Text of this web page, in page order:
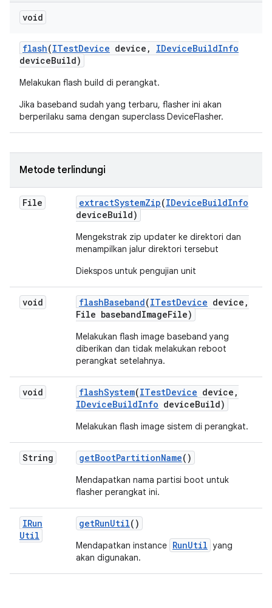
void
flash(ITestDevice device , IDeviceBuildInfo
deviceBuild)
Melakukan flash build di perangkat.
Jika baseband sudah yang terbaru, flasher ini akan
berperilaku sama dengan superclass DeviceFlasher.
Metode terlindungi
File extractSystemZip(IDeviceBuildInfo
deviceBuild)
Mengekstrak zip updater ke direktori dan
menampilkan jalur direktori tersebut
Diekspos untuk pengujian unit
void flashBaseband(ITestDevice device ,
File basebandImageFile)
Melakukan flash image baseband yang
diberikan dan tidak melakukan reboot
perangkat setelahnya.
void flashSystem(ITestDevice device ,
IDeviceBuildInfo deviceBuild)
Melakukan flash image sistem di perangkat.
String getBootPartitionName()
Mendapatkan nama partisi boot untuk
flasher perangkat ini.
IRun
Util
getRunUtil()
Mendapatkan instance RunUtil yang
akan digunakan.